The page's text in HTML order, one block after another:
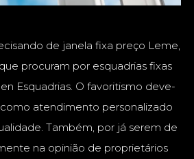
de janela fixa preço Leme,
procuram por esquadrias fixas
Esquadrias. O favoritismo deve-
atendimento personalizado
Também, por já serem de
na opinião de proprietários